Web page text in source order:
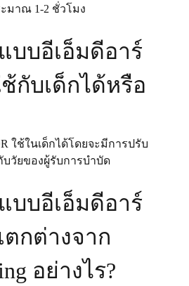
มาณ 1-2 ชั่วโมง
บบอีเอ็มดีอาร์
กับเด็กได้หรือ
ใช้ในเด็กได้โดยจะมีการปรับ
บวัยของผู้รับการบำบัด
บบอีเอ็มดีอาร์
ตกต่างจาก
อย่างไร?